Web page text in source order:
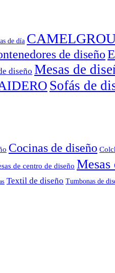
de día
de diseño
diseño Mesas de
Sofás de
Cocinas de diseño
de centro de diseño Mesas
Textil de diseño Tumbonas de